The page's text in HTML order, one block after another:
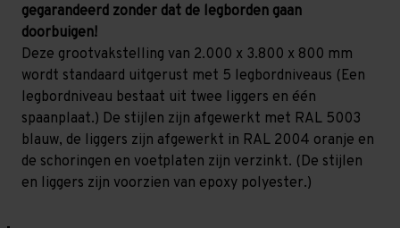
gegarandeerd zonder dat de legborden gaan
doorbuigen!
Deze grootvakstelling van 2.000 x 3.800 x 800 mm
wordt standaard uitgerust met 5 legbordniveaus (Een
legbordniveau bestaat uit twee liggers en één
spaanplaat.) De stijlen zijn afgewerkt met RAL 5003
blauw, de liggers zijn afgewerkt in RAL 2004 oranje en
de schoringen en voetplaten zijn verzinkt. (De stijlen
en liggers zijn voorzien van epoxy polyester.)